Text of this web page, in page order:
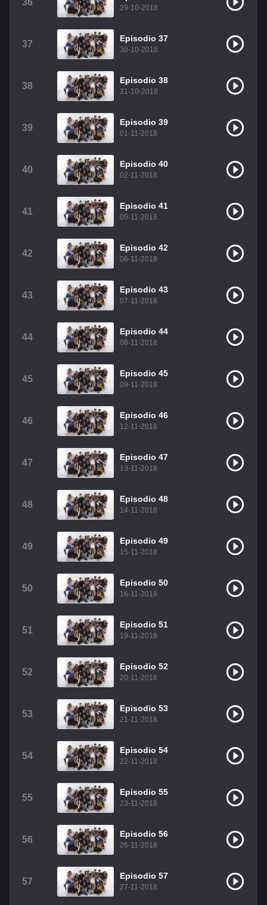
36
29-10-2018
37
Episodio 37
30-10-2018
38
Episodio 38
31-10-2018
39
Episodio 39
01-11-2018
40
Episodio 40
02-11-2018
41
Episodio 41
05-11-2018
42
Episodio 42
06-11-2018
43
Episodio 43
07-11-2018
44
Episodio 44
08-11-2018
45
Episodio 45
09-11-2018
46
Episodio 46
12-11-2018
47
Episodio 47
13-11-2018
48
Episodio 48
14-11-2018
49
Episodio 49
15-11-2018
50
Episodio 50
16-11-2018
51
Episodio 51
19-11-2018
52
Episodio 52
20-11-2018
53
Episodio 53
21-11-2018
54
Episodio 54
22-11-2018
55
Episodio 55
23-11-2018
56
Episodio 56
26-11-2018
57
Episodio 57
27-11-2018